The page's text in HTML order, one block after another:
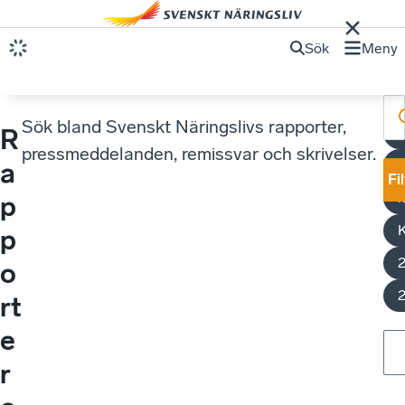
Sök Meny
R
a
p
p
o
rt
e
r
Sök bland Svenskt Näringslivs rapporter,
pressmeddelanden, remissvar och skrivelser.